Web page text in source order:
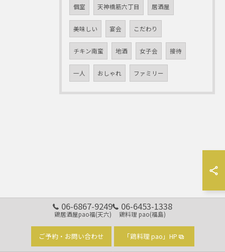
個室 天神橋筋六丁目 居酒屋
美味しい 宴会 こだわり
チキン南蛮 地酒 女子会 接待
一人 おしゃれ ファミリー
06-6867-9249
鶏居酒屋pao福(天六)
06-6453-1338
鶏料理 pao(福島)
ご予約・お問い合わせ 「鶏料理 pao」HP